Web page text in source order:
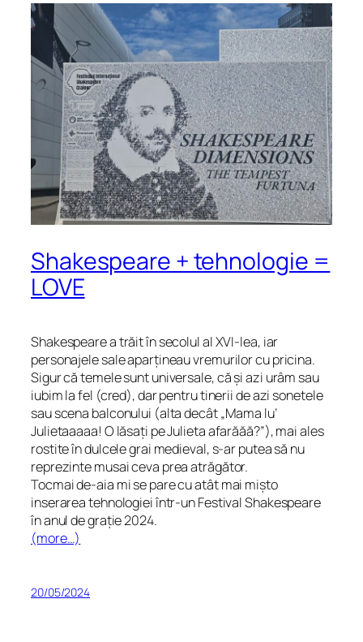
Shakespeare + tehnologie =
LOVE
Shakespeare a trăit în secolul al XVI-lea, iar
personajele sale aparțineau vremurilor cu pricina.
Sigur că temele sunt universale, că și azi urâm sau
iubim la fel (cred), dar pentru tinerii de azi sonetele
sau scena balconului (alta decât „Mama lu’
Julietaaaaa! O lăsați pe Julieta afarăăă?”), mai ales
rostite în dulcele grai medieval, s-ar putea să nu
reprezinte musai ceva prea atrăgător.
Tocmai de-aia mi se pare cu atât mai mișto
inserarea tehnologiei într-un Festival Shakespeare
în anul de grație 2024.
(more…)
20/05/2024